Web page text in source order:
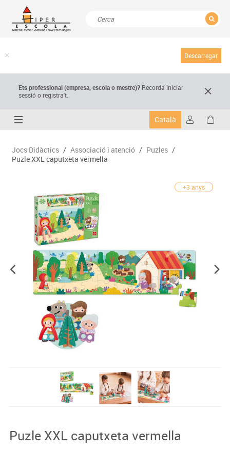
Descarregar
Ets professional (empresa,escola o mestre)? Recorda iniciar
sessió o registra't.
Català
Jocs Didàctics / Associació i atenció / Puzles /
Puzle XXL caputxeta vermella
+3 anys
Puzle XXL caputxeta vermella